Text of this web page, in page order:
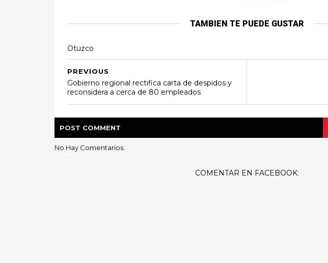
TAMBIEN TE PUEDE GUSTAR
Otuzco
PREVIOUS
Gobierno regional rectifica carta de despidos y
reconsidera a cerca de 80 empleados
POST COMMENT
No Hay Comentarios:
COMENTAR EN FACEBOOK: